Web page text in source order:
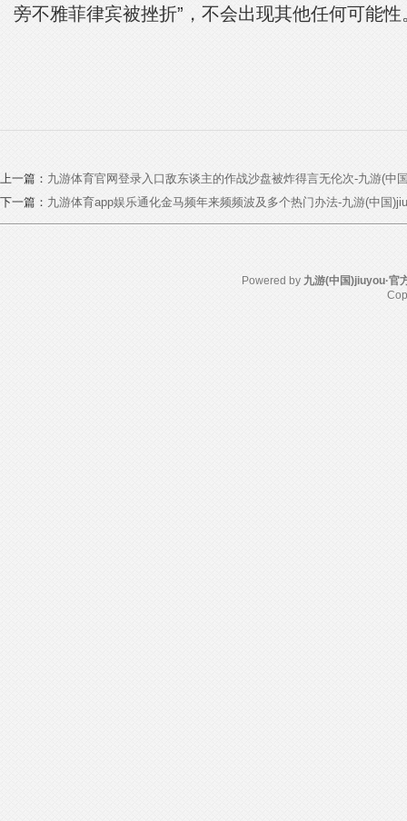
旁不雅菲律宾被挫折”，不会出现其他任何可能性
上一篇： 九游体育官网登录入口敌东谈主的作战沙盘被炸得言无伦次-九游(中
下一篇： 九游体育app娱乐通化金马频年来频频波及多个热门办法-九游(中国
Powered by 九游(中国)jiuyou·官